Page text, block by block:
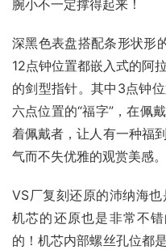
腕小不一定撑得起来！
深黑色表盘搭配条形状形
12点钟位置都嵌入式的阿
的剑型指针。其中3点钟
六点位置的“福字”，在佩
着佩戴者，让人有一种福
气而不失优雅的观赏美感。
VS厂复刻还原的沛纳海
机芯的还原也是非常不
的！机芯内部螺丝孔位都